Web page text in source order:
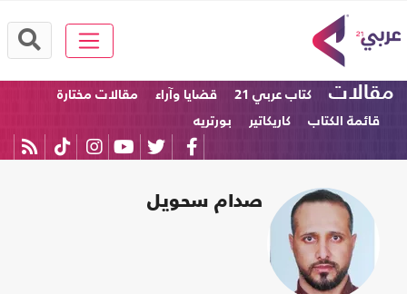
مقالات كتاب عربي 21 قضايا وآراء
مقالات مختارة
قائمة الكتاب
كاريكاتير بورتريه
صدام سحويل